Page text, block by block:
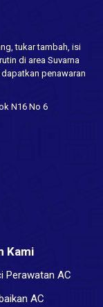
tukar tambah, isi
di area Suvarna
penawaran
N16 No 6
Kami
Perawatan AC
AC